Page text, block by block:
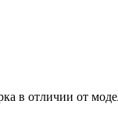
отличии от